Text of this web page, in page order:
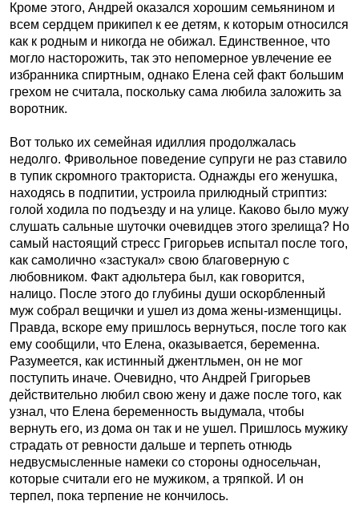
Кроме этого, Андрей оказался хорошим семьянином и
всем сердцем прикипел к ее детям, к которым относился
как к родным и никогда не обижал. Единственное, что
могло насторожить, так это непомерное увлечение ее
избранника спиртным, однако Елена сей факт большим
грехом не считала, поскольку сама любила заложить за
воротник.
Вот только их семейная идиллия продолжалась
недолго. Фривольное поведение супруги не раз ставило
в тупик скромного тракториста. Однажды его женушка,
находясь в подпитии, устроила прилюдный стриптиз:
голой ходила по подъезду и на улице. Каково было мужу
слушать сальные шуточки очевидцев этого зрелища? Но
самый настоящий стресс Григорьев испытал после того,
как самолично «застукал» свою благоверную с
любовником. Факт адюльтера был, как говорится,
налицо. После этого до глубины души оскорбленный
муж собрал вещички и ушел из дома жены-изменщицы.
Правда, вскоре ему пришлось вернуться, после того как
ему сообщили, что Елена, оказывается, беременна.
Разумеется, как истинный джентльмен, он не мог
поступить иначе. Очевидно, что Андрей Григорьев
действительно любил свою жену и даже после того, как
узнал, что Елена беременность выдумала, чтобы
вернуть его, из дома он так и не ушел. Пришлось мужику
страдать от ревности дальше и терпеть отнюдь
недвусмысленные намеки со стороны односельчан,
которые считали его не мужиком, а тряпкой. И он
терпел, пока терпение не кончилось.